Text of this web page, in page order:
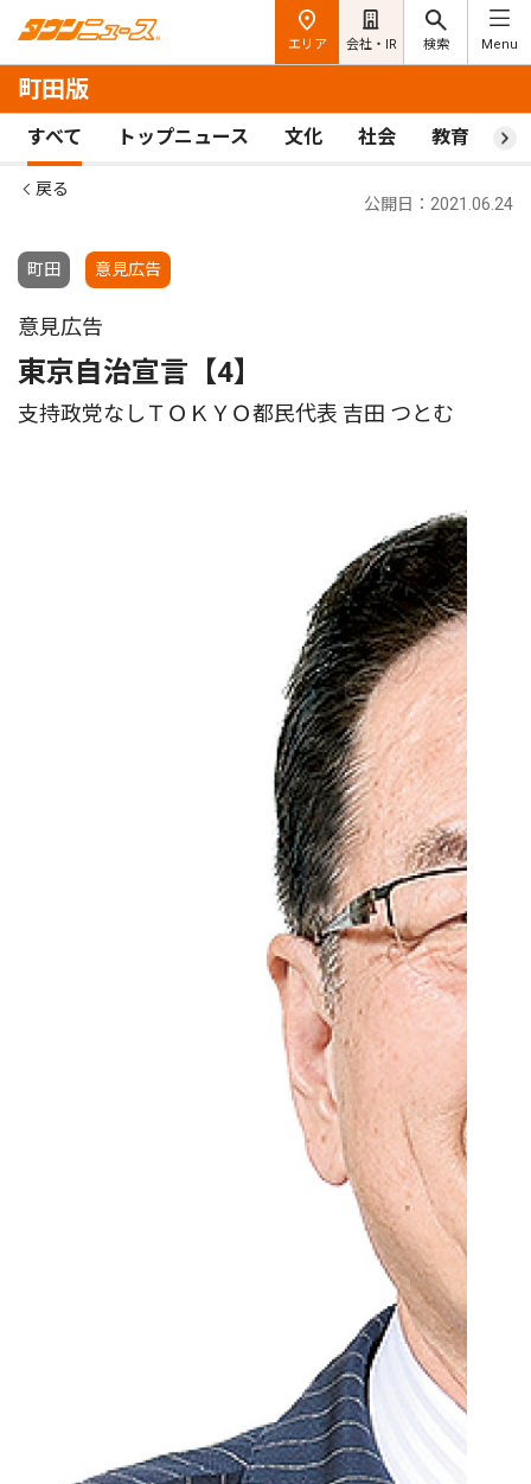
エリア 会社・IR 検索 Menu
町田版
すべて トップニュース 文化 社会 教育 ス
戻る
町田 意見広告
公開日：2021.06.24
意見広告
東京自治宣言【4】
支持政党なしＴＯＫＹＯ都民代表 吉田 つとむ